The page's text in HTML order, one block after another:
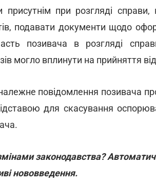
присутнім при розгляді
подавати документи щодо
позивача в розгляді
могло вплинути на прийняття
повідомлення позивача
для скасування
законодавства?
нововведення.